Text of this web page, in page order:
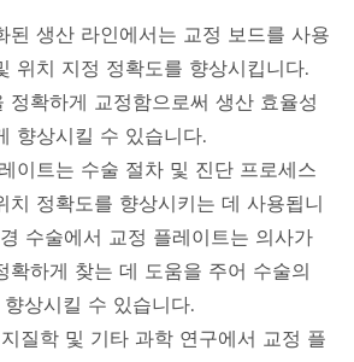
된 생산 라인에서는 교정 보드를 사용
위치 지정 정확도를 향상시킵니다.
정확하게 교정함으로써 생산 효율성
향상시킬 수 있습니다.
이트는 수술 절차 및 진단 프로세스
치 정확도를 향상시키는 데 사용됩니
수술에서 교정 플레이트는 의사가
확하게 찾는 데 도움을 주어 수술의
상시킬 수 있습니다.
질학 및 기타 과학 연구에서 교정 플